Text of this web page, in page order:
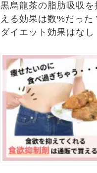
黒烏龍茶の脂肪吸収を
える効果は数%だった
ダイエット効果はなし